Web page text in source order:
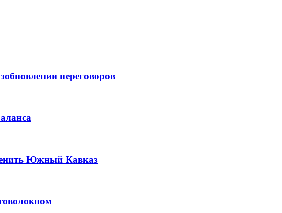
переговоров
Южный Кавказ